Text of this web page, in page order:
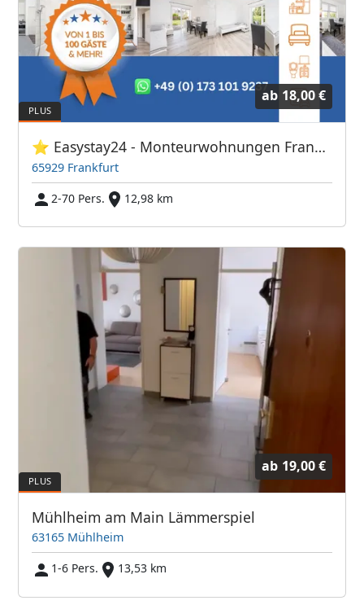
ab 18,00 €
⭐ Easystay24 - Monteurwohnungen Frankfurt Flughafen
65929 Frankfurt
2-70 Pers.
12,98 km
ab 19,00 €
Mühlheim am Main Lämmerspiel
63165 Mühlheim
1-6 Pers.
13,53 km